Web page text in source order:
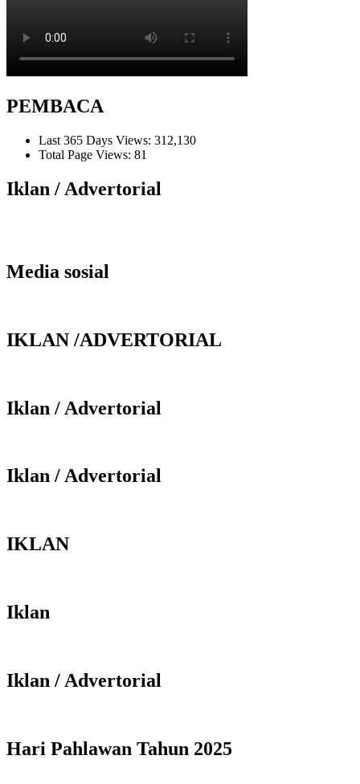
PEMBACA
Last 365 Days Views: 312,130
Total Page Views: 81
Iklan / Advertorial
Media sosial
IKLAN /ADVERTORIAL
Iklan / Advertorial
Iklan / Advertorial
IKLAN
Iklan
Iklan / Advertorial
Hari Pahlawan Tahun 2025